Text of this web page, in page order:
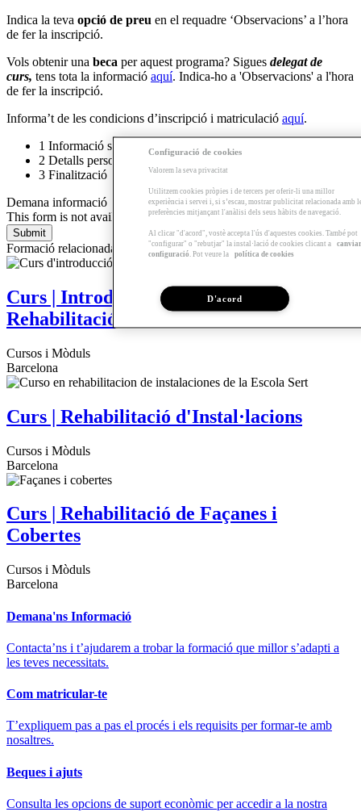
Indica la teva opció de preu en el requadre ‘Observacions’ a l’hora
de fer la inscripció.
Vols obtenir una beca per aquest programa? Sigues delegat de
curs, tens tota la informació aquí. Indica-ho a 'Observacions' a l'hora
de fer la inscripció.
Informa’t de les condicions d’inscripció i matriculació aquí.
1 Informació sobre colegiats
2 Detalls personals
3 Finalització
Demana informació
This form is not available
Formació relacionada
Curs | Introducció a la Gestió Integral en
Rehabilitació Sostenible
Cursos i Mòduls
Barcelona
Curs | Rehabilitació d'Instal·lacions
Cursos i Mòduls
Barcelona
Curs | Rehabilitació de Façanes i
Cobertes
Cursos i Mòduls
Barcelona
Demana'ns Informació
Contacta’ns i t’ajudarem a trobar la formació que millor s’adapti a
les teves necessitats.
Com matricular-te
T’expliquem pas a pas el procés i els requisits per formar-te amb
nosaltres.
Beques i ajuts
Consulta les opcions de suport econòmic per accedir a la nostra
Configuració de cookies
Valorem la seva privacitat
Utilitzem cookies pròpies i de tercers per oferir-li una millor
experiència i servei i, si s’escau, mostrar publicitat relacionada amb
preferències mitjançant l'anàlisi dels seus hàbits de navegació.
Al clicar "d'acord", vostè accepta l'ús d'aquestes cookies. També pot
"configurar" o "rebutjar" la instal·lació de cookies clicant a
canviar
configuració . Pot veure la política de cookies
D'acord